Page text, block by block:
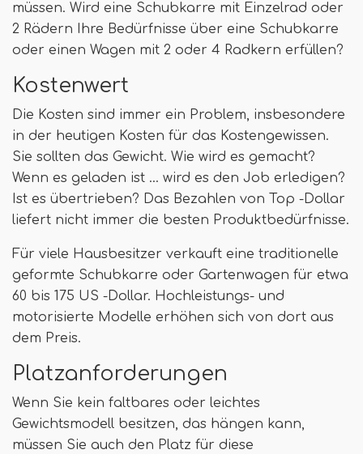
müssen. Wird eine Schubkarre mit Einzelrad oder
2 Rädern Ihre Bedürfnisse über eine Schubkarre
oder einen Wagen mit 2 oder 4 Radkern erfüllen?
Kostenwert
Die Kosten sind immer ein Problem, insbesondere
in der heutigen Kosten für das Kostengewissen.
Sie sollten das Gewicht. Wie wird es gemacht?
Wenn es geladen ist ... wird es den Job erledigen?
Ist es übertrieben? Das Bezahlen von Top -Dollar
liefert nicht immer die besten Produktbedürfnisse.
Für viele Hausbesitzer verkauft eine traditionelle
geformte Schubkarre oder Gartenwagen für etwa
60 bis 175 US -Dollar. Hochleistungs- und
motorisierte Modelle erhöhen sich von dort aus
dem Preis.
Platzanforderungen
Wenn Sie kein faltbares oder leichtes
Gewichtsmodell besitzen, das hängen kann,
müssen Sie auch den Platz für diese